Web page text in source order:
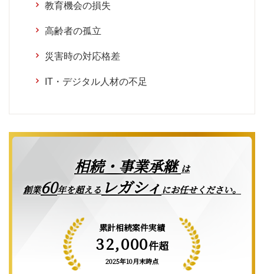
教育機会の損失
高齢者の孤立
災害時の対応格差
IT・デジタル人材の不足
相続・事業承継は
創業60年を超える レガシィ にお任せください。
累計相続案件実績
32,000件超
2025年10月末時点